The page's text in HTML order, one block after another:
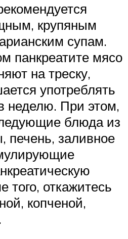
крупяным
супам.
панкреатите мясо
на треску,
употреблять
неделю. При этом,
блюда из
печень, заливное
того, откажитесь
копченой,